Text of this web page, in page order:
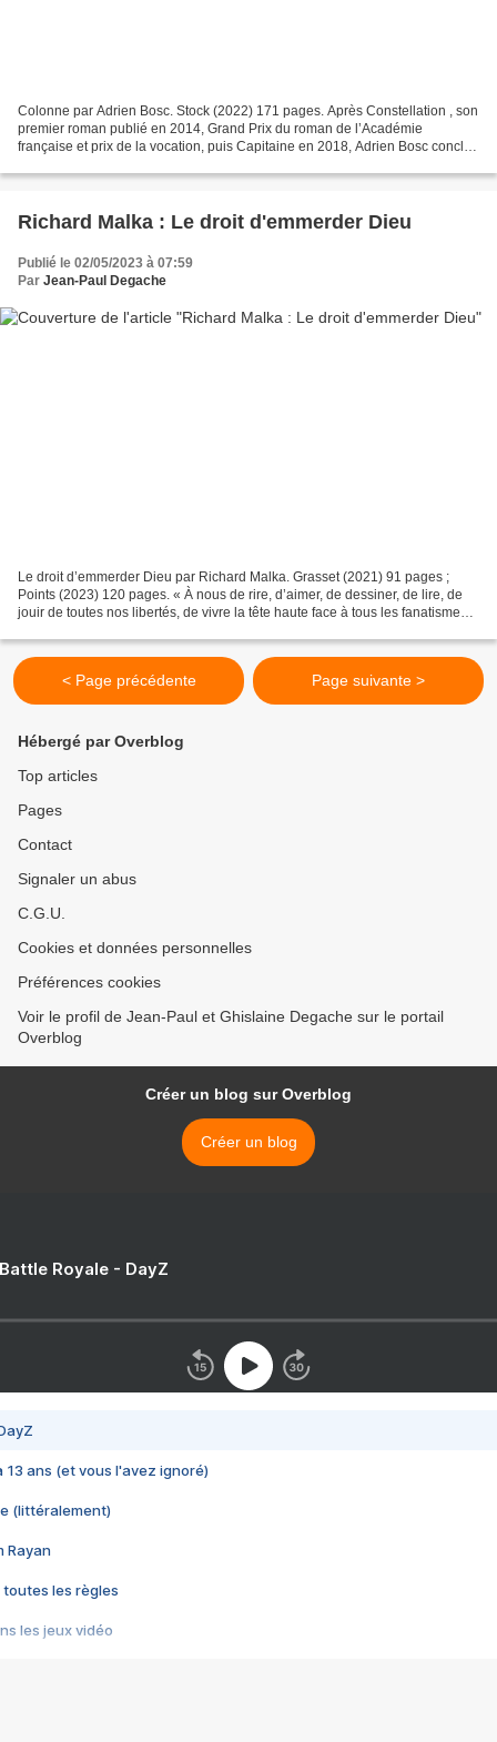
Colonne par Adrien Bosc. Stock (2022) 171 pages. Après Constellation , son
premier roman publié en 2014, Grand Prix du roman de l’Académie
française et prix de la vocation, puis Capitaine en 2018, Adrien Bosc conclut
Richard Malka : Le droit d'emmerder Dieu
Publié le 02/05/2023 à 07:59
Par Jean-Paul Degache
Le droit d’emmerder Dieu par Richard Malka. Grasset (2021) 91 pages ;
Points (2023) 120 pages. « À nous de rire, d’aimer, de dessiner, de lire, de
jouir de toutes nos libertés, de vivre la tête haute face à tous les fanatismes.
< Page précédente Page suivante >
Hébergé par Overblog
Top articles
Pages
Contact
Signaler un abus
C.G.U.
Cookies et données personnelles
Préférences cookies
Voir le profil de Jean-Paul et Ghislaine Degache sur le portail
Overblog
Créer un blog sur Overblog
Créer un blog
Royale - DayZ
13 ans (et vous l'avez ignoré)
(littéralement)
Rayan
toutes les règles
les jeux vidéo